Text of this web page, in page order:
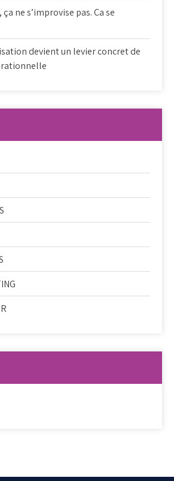
ne s’improvise pas. Ca se
devient un levier concret de